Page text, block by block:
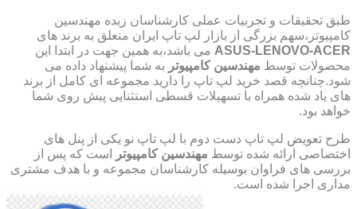
طبق تحقیقات و تجربیات عملی کارشناسان زبده مهندسین
کامپیوتر،سهم بزرگی از بازار لپ تاپ ایران متعلق به برند های
ASUS-LENOVO-ACER می باشد،به همین جهت در ابتدا این
محصولات توسط مهندسین کامپیوتر به شما پیشنهاد داده می
شود.چنانچه قصد خرید لپ تاپ را دارید مجموعه ای کامل از برند
های یاد شده همراه با تسهیلات قسطی استثنایی پیش روی شما
خواهد بود.
طرح تعویض لپ تاپ دست دوم با لپ تاپ نو یکی از پنل های
اختصاصی ارائه شده توسط مهندسین کامپیوتر
است که پس از
بررسی های فراوان بوسیله کارشناسان مجموعه و با هدف مشتری
مداری اجرا شده است.